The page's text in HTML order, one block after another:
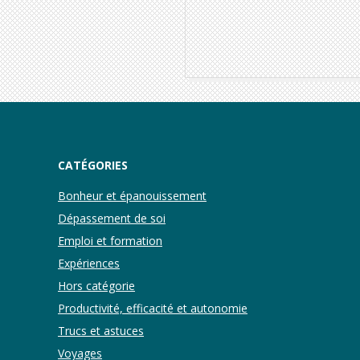
2017-
CATÉGORIES
Bonheur et épanouissement
Dépassement de soi
Emploi et formation
Expériences
Hors catégorie
Productivité, efficacité et autonomie
Trucs et astuces
Voyages